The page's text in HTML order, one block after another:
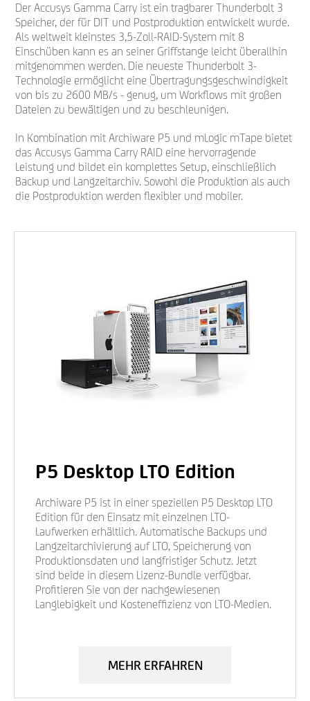
Der Accusys Gamma Carry ist ein tragbarer Thunderbolt 3
Speicher, der für DIT und Postproduktion entwickelt wurde.
Als weltweit kleinstes 3,5-Zoll-RAID-System mit 8
Einschüben kann es an seiner Griffstange leicht überallhin
mitgenommen werden. Die neueste Thunderbolt 3-
Technologie ermöglicht eine Übertragungsgeschwindigkeit
von bis zu 2600 MB/s - genug, um Workflows mit großen
Dateien zu bewältigen und zu beschleunigen.
In Kombination mit Archiware P5 und mLogic mTape bietet
das Accusys Gamma Carry RAID eine hervorragende
Leistung und bildet ein komplettes Setup, einschließlich
Backup und Langzeitarchiv. Sowohl die Produktion als auch
die Postproduktion werden flexibler und mobiler.
P5 Desktop LTO Edition
Archiware P5 ist in einer speziellen P5 Desktop LTO
Edition für den Einsatz mit einzelnen LTO-
Laufwerken erhältlich. Automatische Backups und
Langzeitarchivierung auf LTO, Speicherung von
Produktionsdaten und langfristiger Schutz. Jetzt
sind beide in diesem Lizenz-Bundle verfügbar.
Profitieren Sie von der nachgewiesenen
Langlebigkeit und Kosteneffizienz von LTO-Medien.
MEHR ERFAHREN